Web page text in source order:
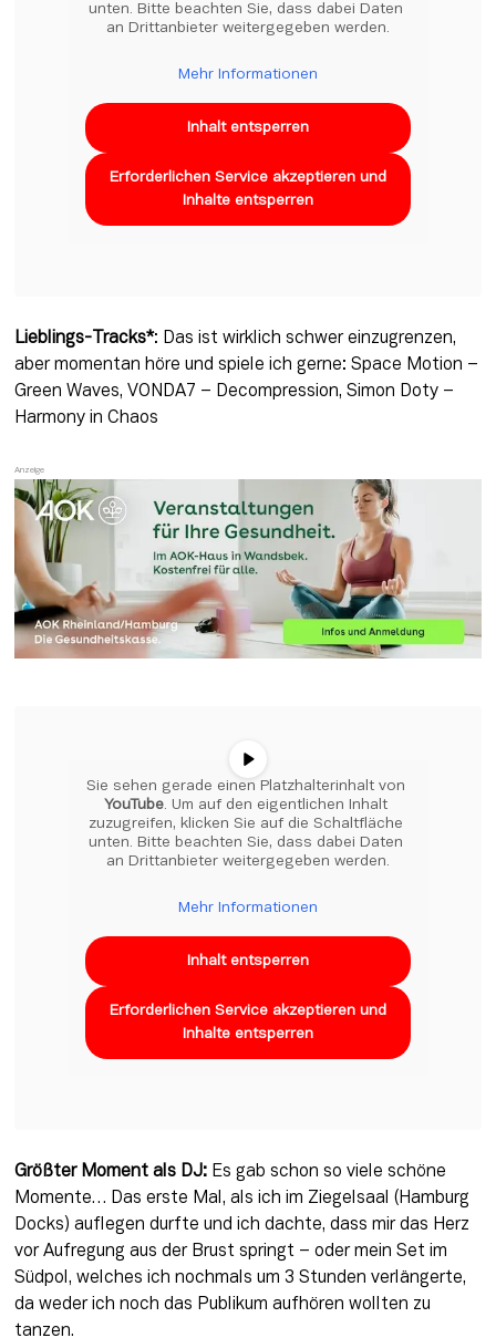
unten. Bitte beachten Sie, dass dabei Daten
an Drittanbieter weitergegeben werden.
Mehr Informationen
Inhalt entsperren
Erforderlichen Service akzeptieren und
Inhalte entsperren
Lieblings-Tracks*: Das ist wirklich schwer einzugrenzen,
aber momentan höre und spiele ich gerne: Space Motion –
Green Waves, VONDA7 – Decompression, Simon Doty –
Harmony in Chaos
YouTube. Um auf den eigentlichen Inhalt
zuzugreifen, klicken Sie auf die Schaltfläche
unten. Bitte beachten Sie, dass dabei Daten
an Drittanbieter weitergegeben werden.
Mehr Informationen
Inhalt entsperren
Erforderlichen Service akzeptieren und
Inhalte entsperren
Größter Moment als DJ: Es gab schon so viele schöne
Momente… Das erste Mal, als ich im Ziegelsaal (Hamburg
Docks) auflegen durfte und ich dachte, dass mir das Herz
vor Aufregung aus der Brust springt – oder mein Set im
Südpol, welches ich nochmals um 3 Stunden verlängerte,
da weder ich noch das Publikum aufhören wollten zu
tanzen.